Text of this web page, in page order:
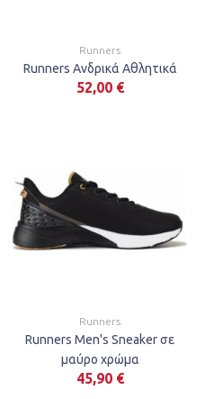
Runners
Runners Ανδρικά Αθλητικά
52,00 €
Runners
Runners Men's Sneaker σε
μαύρο χρώμα
45,90 €